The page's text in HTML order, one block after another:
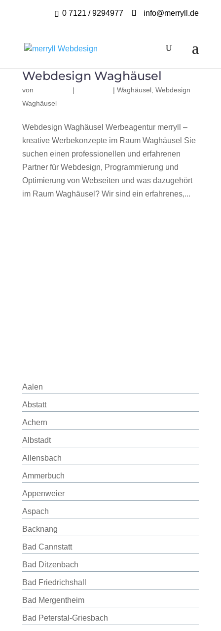
0 7121 / 9294977 info@merryll.de
Webdesign Waghäusel
von | | Waghäusel, Webdesign
Waghäusel
Webdesign Waghäusel Werbeagentur merryll –
kreative Werbekonzepte im Raum Waghäusel Sie
suchen einen professionellen und erfahrenen
Partner für Webdesign, Programmierung und
Optimierung von Webseiten und was dazugehört
im Raum Waghäusel? Wir sind ein erfahrenes,...
Aalen
Abstatt
Achern
Albstadt
Allensbach
Ammerbuch
Appenweier
Aspach
Backnang
Bad Cannstatt
Bad Ditzenbach
Bad Friedrichshall
Bad Mergentheim
Bad Peterstal-Griesbach